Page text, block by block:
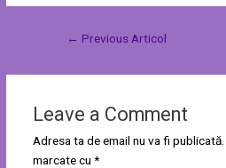
← Previous Articol
Leave a Comment
Adresa ta de email nu va fi publicată.
marcate cu *